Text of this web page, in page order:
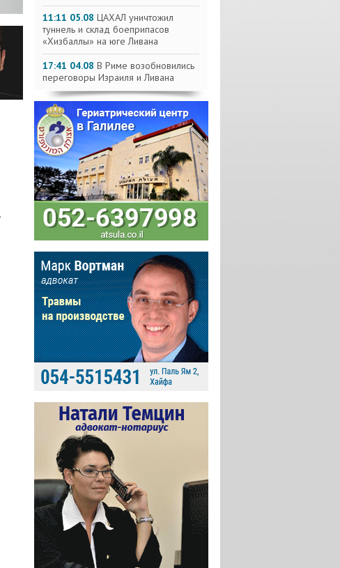
11:11 05.08 ЦАХАЛ уничтожил
туннель и склад боеприпасов
«Хизбаллы» на юге Ливана
17:41 04.08 В Риме возобновились
переговоры Израиля и Ливана